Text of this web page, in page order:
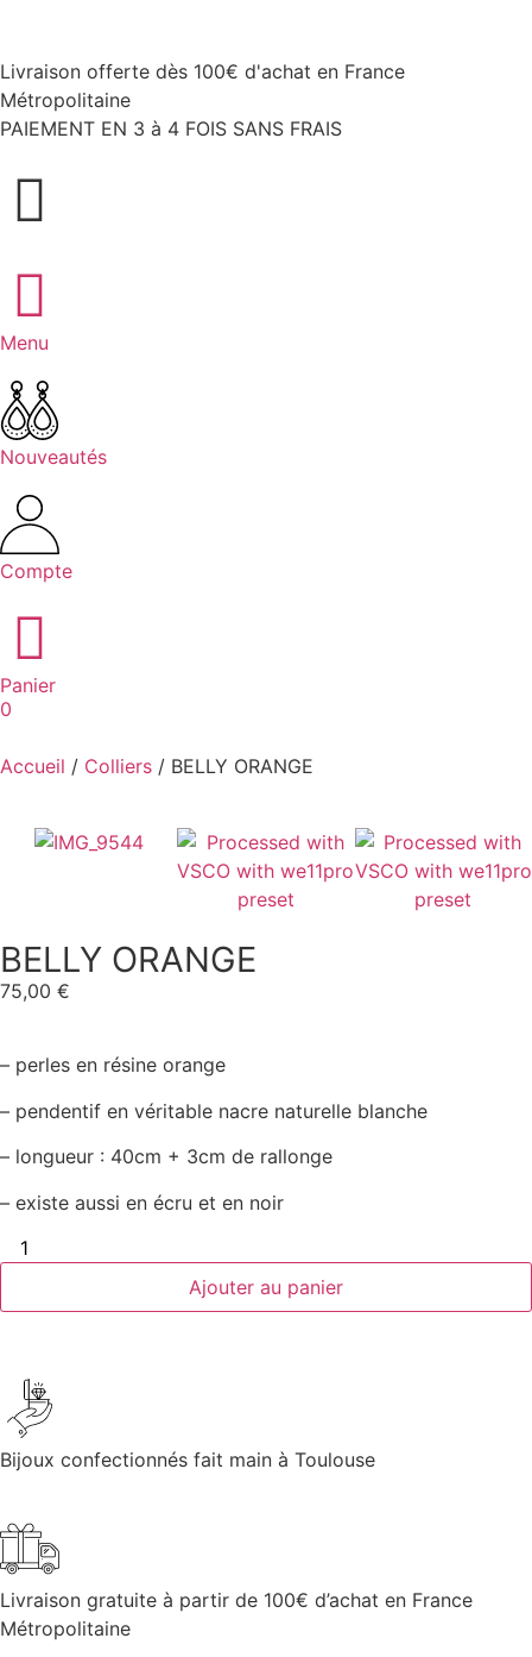
Livraison offerte dès 100€ d'achat en France
Métropolitaine
PAIEMENT EN 3 à 4 FOIS SANS FRAIS
Menu
Nouveautés
Compte
Panier
0
Accueil / Colliers / BELLY ORANGE
BELLY ORANGE
75,00 €
– perles en résine orange
– pendentif en véritable nacre naturelle blanche
– longueur : 40cm + 3cm de rallonge
– existe aussi en écru et en noir
Ajouter au panier
Bijoux confectionnés fait main à Toulouse
Livraison gratuite à partir de 100€ d’achat en France
Métropolitaine